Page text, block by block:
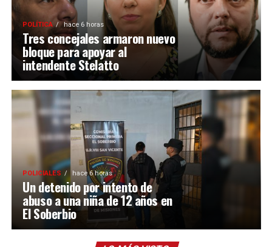
POLÍTICA hace 6 horas
Tres concejales armaron nuevo
bloque para apoyar al
intendente Stelatto
POLICIALES hace 6 horas
Un detenido por intento de
abuso a una niña de 12 años en
El Soberbio